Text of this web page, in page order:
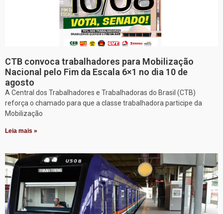
CTB convoca trabalhadores para Mobilização
Nacional pelo Fim da Escala 6×1 no dia 10 de
agosto
A Central dos Trabalhadores e Trabalhadoras do Brasil (CTB)
reforça o chamado para que a classe trabalhadora participe da
Mobilização
Leia mais »